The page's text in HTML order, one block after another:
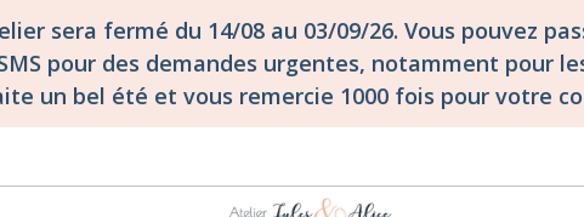
sera fermé du 14/08 au 03/09/26. Vous pouvez
pour des demandes urgentes, notamment pour
un bel été et vous remercie 1000 fois pour votre